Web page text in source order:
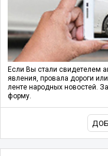
Если Вы стали свидетелем
явления, провала дороги
ленте народных новостей.
форму.